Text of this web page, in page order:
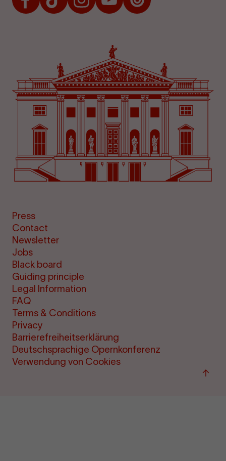
Press
Contact
Newsletter
Jobs
Black board
Guiding principle
Legal Information
FAQ
Terms & Conditions
Privacy
Barrierefreiheitserklärung
Deutschsprachige Opernkonferenz
Verwendung von Cookies
Back